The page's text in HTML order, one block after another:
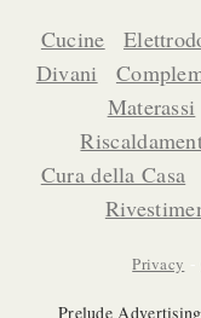
Cucine
Divani
Materassi
Cura della Casa
Privacy -
Prelude